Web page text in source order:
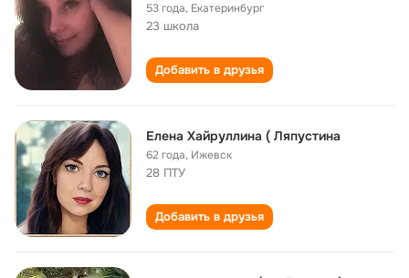
53 года, Екатеринбург
23 школа
Добавить в друзья
Елена Хайруллина ( Ляпустина
62 года, Ижевск
28 ПТУ
Добавить в друзья